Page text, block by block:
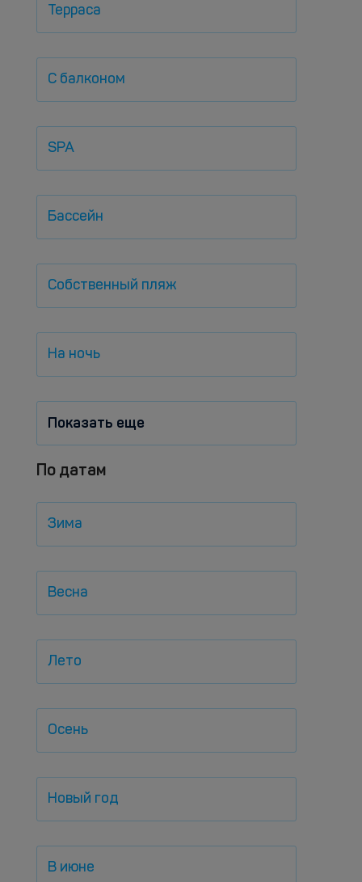
Терраса
С балконом
SPA
Бассейн
Собственный пляж
На ночь
Показать еще
По датам
Зима
Весна
Лето
Осень
Новый год
В июне